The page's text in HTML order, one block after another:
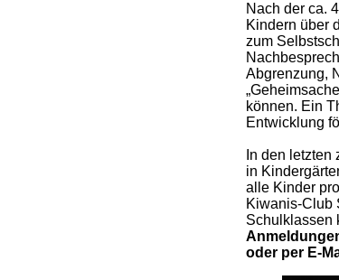
Nach der ca.
Kindern über
zum
Abgrenzung,
können. Ein
Entwicklung
In den
in
alle Kinder
Kiwanis-Club
Schulklassen
oder per E-